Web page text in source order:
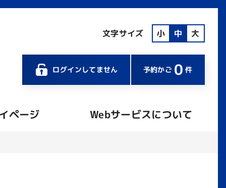
文字サイズ 小 中 大
ログインしてません 予約かご 0 件
ページ Webサービスについて